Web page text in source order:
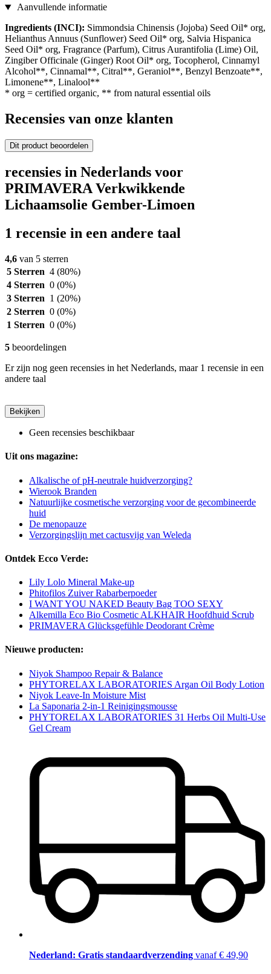
Aanvullende informatie
Ingredients (INCI): Simmondsia Chinensis (Jojoba) Seed Oil* org,
Helianthus Annuus (Sunflower) Seed Oil* org, Salvia Hispanica
Seed Oil* org, Fragrance (Parfum), Citrus Aurantifolia (Lime) Oil,
Zingiber Officinale (Ginger) Root Oil* org, Tocopherol, Cinnamyl
Alcohol**, Cinnamal**, Citral**, Geraniol**, Benzyl Benzoate**,
Limonene**, Linalool**
* org = certified organic, ** from natural essential oils
Recensies van onze klanten
Dit product beoordelen
recensies in Nederlands voor
PRIMAVERA Verkwikkende
Lichaamsolie Gember-Limoen
1 recensie in een andere taal
4,6 van 5 sterren
5 Sterren 4 (80%)
4 Sterren 0 (0%)
3 Sterren 1 (20%)
2 Sterren 0 (0%)
1 Sterren 0 (0%)
5 beoordelingen
Er zijn nog geen recensies in het Nederlands, maar 1 recensie in een
andere taal
Bekijken
Geen recensies beschikbaar
Uit ons magazine:
Alkalische of pH-neutrale huidverzorging?
Wierook Branden
Natuurlijke cosmetische verzorging voor de gecombineerde
huid
De menopauze
Verzorgingslijn met cactusvijg van Weleda
Ontdek Ecco Verde:
Lily Lolo Mineral Make-up
Phitofilos Zuiver Rabarberpoeder
I WANT YOU NAKED Beauty Bag TOO SEXY
Alkemilla Eco Bio Cosmetic ALKHAIR Hoofdhuid Scrub
PRIMAVERA Glücksgefühle Deodorant Crème
Nieuwe producten:
Niyok Shampoo Repair & Balance
PHYTORELAX LABORATORIES Argan Oil Body Lotion
Niyok Leave-In Moisture Mist
La Saponaria 2-in-1 Reinigingsmousse
PHYTORELAX LABORATORIES 31 Herbs Oil Multi-Use
Gel Cream
Nederland: Gratis standaardverzending vanaf € 49,90